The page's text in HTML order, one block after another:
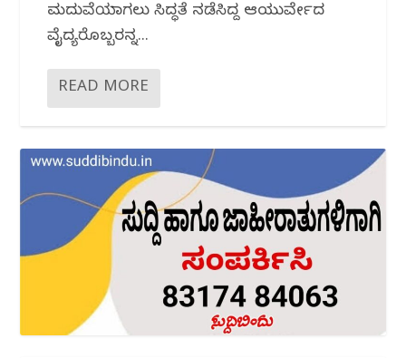
ಮದುವೆಯಾಗಲು ಸಿದ್ಧತೆ ನಡೆಸಿದ್ದ ಆಯುರ್ವೇದ
ವೈದ್ಯರೊಬ್ಬರನ್ನ...
READ MORE